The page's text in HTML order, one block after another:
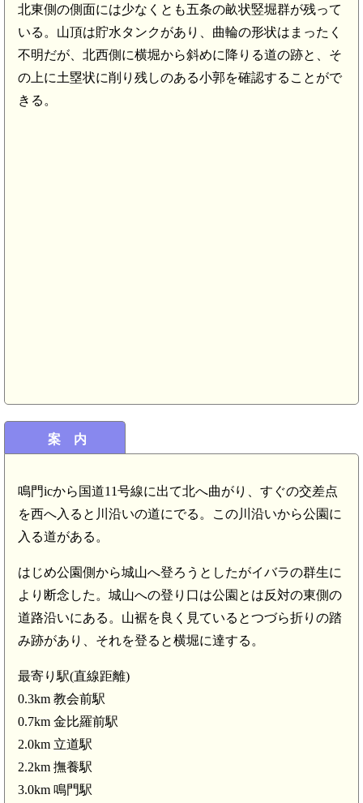
北東側の側面には少なくとも五条の畝状竪堀群が残って
いる。山頂は貯水タンクがあり、曲輪の形状はまったく
不明だが、北西側に横堀から斜めに降りる道の跡と、そ
の上に土塁状に削り残しのある小郭を確認することがで
きる。
案 内
鳴門icから国道11号線に出て北へ曲がり、すぐの交差点
を西へ入ると川沿いの道にでる。この川沿いから公園に
入る道がある。
はじめ公園側から城山へ登ろうとしたがイバラの群生に
より断念した。城山への登り口は公園とは反対の東側の
道路沿いにある。山裾を良く見ているとつづら折りの踏
み跡があり、それを登ると横堀に達する。
最寄り駅(直線距離)
0.3km 教会前駅
0.7km 金比羅前駅
2.0km 立道駅
2.2km 撫養駅
3.0km 鳴門駅